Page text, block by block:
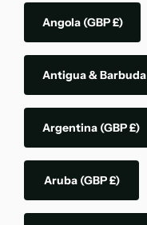
Angola (GBP £)
Antigua & Barbuda
Argentina (GBP £)
Aruba (GBP £)